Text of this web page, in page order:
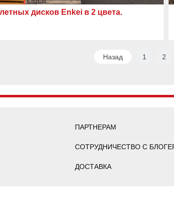
дисков Enkei в 2 цвета.
Назад 1 2
ПАРТНЕРАМ
СОТРУДНИЧЕСТВО С
ДОСТАВКА